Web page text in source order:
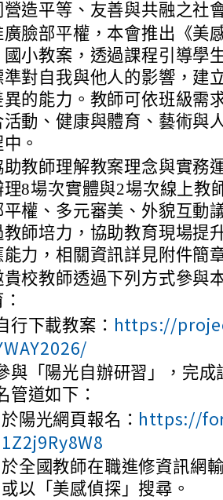
營造平等、友善與共融之社
廣臉部平權，本會推出《美
國小教案，透過課程引導學
準對自我與他人的影響，建
異的能力。教師可依班級需
活動、健康與體育、藝術與
。
助教師理解教案理念與實務
理8場次實體與2場次線上教
平權、多元審美、外貌互動
教師培力，協助教育現場提
能力，相關資訊詳見附件簡
貴校教師透過下列方式參與
行下載教案： https://
與「陽光自辦研習」，完
管道如下：
於陽光網頁報名： https://
1Z2j9Ry8W8
於全國教師在職進修資訊網
或以「美感偵探」搜尋。